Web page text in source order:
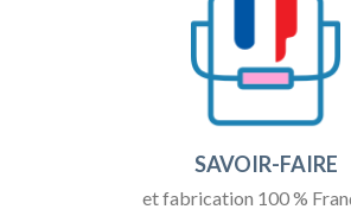
SAVOIR-FAIRE
et fabrication 100 %